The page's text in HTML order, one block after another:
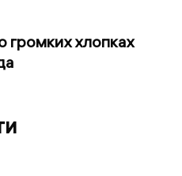
громких хлопках